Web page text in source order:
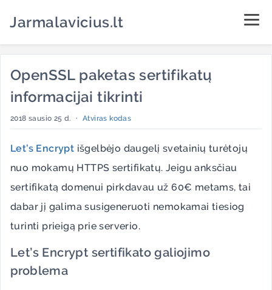
Jarmalavicius.lt
OpenSSL paketas sertifikatų
informacijai tikrinti
2018 sausio 25 d. • Atviras kodas
Let’s Encrypt išgelbėjo daugelį svetainių turėtojų
nuo mokamų HTTPS sertifikatų. Jeigu anksčiau
sertifikatą domenui pirkdavau už 60€ metams, tai
dabar jį galima susigeneruoti nemokamai tiesiog
turinti prieigą prie serverio.
Let’s Encrypt sertifikato galiojimo
problema